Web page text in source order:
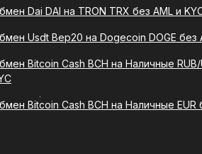
переводит
сумму в рублях на
в фиатные средства без
и последовательную
доступным как для опытных
Dai DAI на TRON TRX без AML и
Usdt Bep20 на Dogecoin DOGE без
Bitcoin Cash BCH на Наличные RUB/
Bitcoin Cash BCH на Наличные EUR